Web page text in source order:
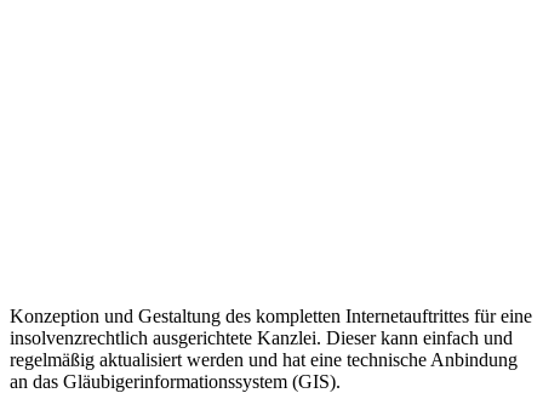
Konzeption und Gestaltung des kompletten Internetauftrittes für eine
insolvenzrechtlich ausgerichtete Kanzlei. Dieser kann einfach und
regelmäßig aktualisiert werden und hat eine technische Anbindung
an das Gläubigerinformationssystem (GIS).